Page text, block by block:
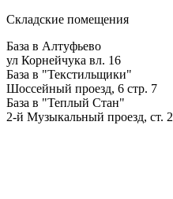
Складские помещения
База в Алтуфьево
ул Корнейчука вл. 16
База в "Текстильщики"
Шоссейный проезд, 6 стр. 7
База в "Теплый Стан"
2-й Музыкальный проезд, ст. 2